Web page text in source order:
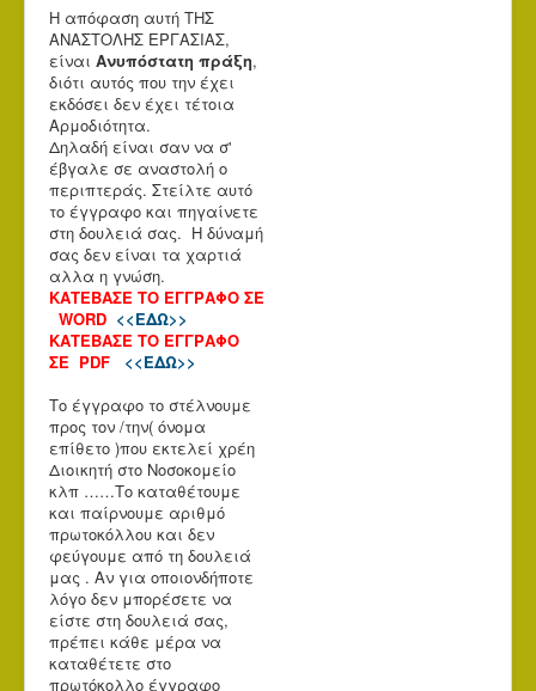
Η απόφαση αυτή ΤΗΣ
ΑΝΑΣΤΟΛΗΣ ΕΡΓΑΣΙΑΣ,
είναι Ανυπόστατη πράξη,
διότι αυτός που την έχει
εκδόσει δεν έχει τέτοια
Αρμοδιότητα.
Δηλαδή είναι σαν να σ'
έβγαλε σε αναστολή ο
περιπτεράς. Στείλτε αυτό
το έγγραφο και πηγαίνετε
στη δουλειά σας. Η δύναμή
σας δεν είναι τα χαρτιά
αλλα η γνώση.
ΚΑΤΕΒΑΣΕ ΤΟ ΕΓΓΡΑΦΟ ΣΕ
WORD <<ΕΔΩ>>
ΚΑΤΕΒΑΣΕ ΤΟ ΕΓΓΡΑΦΟ
ΣΕ PDF
<<ΕΔΩ>>
Το έγγραφο το στέλνουμε
προς τον /την( όνομα
επίθετο )που εκτελεί χρέη
Διοικητή στο Νοσοκομείο
κλπ ……Το καταθέτουμε
και παίρνουμε αριθμό
πρωτοκόλλου και δεν
φεύγουμε από τη δουλειά
μας . Αν για οποιονδήποτε
λόγο δεν μπορέσετε να
είστε στη δουλειά σας,
πρέπει κάθε μέρα να
καταθέτετε στο
πρωτόκολλο έγγραφο